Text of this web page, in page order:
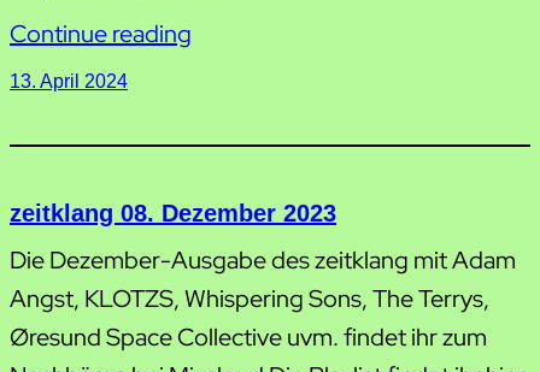
Continue reading
13. April 2024
zeitklang 08. Dezember 2023
Die Dezember-Ausgabe des zeitklang mit Adam
Angst, KLOTZS, Whispering Sons, The Terrys,
Øresund Space Collective uvm. findet ihr zum